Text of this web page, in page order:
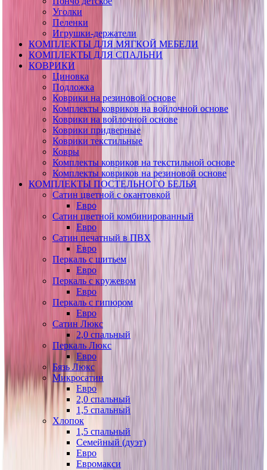
Уголки
Пеленки
Игрушки-держатели
КОМПЛЕКТЫ ДЛЯ МЯГКОЙ МЕБЕЛИ
КОМПЛЕКТЫ ДЛЯ СПАЛЬНИ
КОВРИКИ
Циновка
Подложка
Коврики на резиновой основе
Комплекты ковриков на войлочной основе
Коврики на войлочной основе
Коврики придверные
Коврики текстильные
Ковры
Комплекты ковриков на текстильной основе
Комплекты ковриков на резиновой основе
КОМПЛЕКТЫ ПОСТЕЛЬНОГО БЕЛЬЯ
Сатин цветной с окантовкой
Евро
Сатин цветной комбинированный
Евро
Сатин печатный в ПВХ
Евро
Перкаль с шитьем
Евро
Перкаль с кружевом
Евро
Перкаль с гипюром
Евро
Сатин Люкс
2,0 спальный
Перкаль Люкс
Евро
Бязь Люкс
Микросатин
Евро
2,0 спальный
1,5 спальный
Хлопок
1,5 спальный
Семейный (дуэт)
Евро
Евромакси